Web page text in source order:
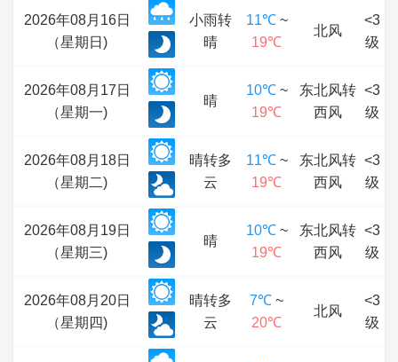
2026年08月16日
（星期日)
小雨转
晴
11℃~
19℃
北风
<3
级
2026年08月17日
（星期一)
晴
10℃~
19℃
东北风转
西风
<3
级
2026年08月18日
（星期二)
晴转多
云
11℃~
19℃
东北风转
西风
<3
级
2026年08月19日
（星期三)
晴
10℃~
19℃
东北风转
西风
<3
级
2026年08月20日
（星期四)
晴转多
云
7℃ ~
20℃
北风
<3
级